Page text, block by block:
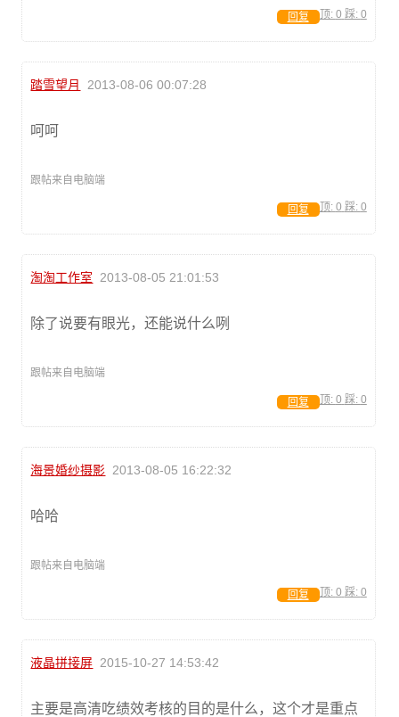
顶: 0 踩: 0
回复
踏雪望月 2013-08-06 00:07:28
呵呵
跟帖来自电脑端
顶: 0 踩: 0
回复
淘淘工作室 2013-08-05 21:01:53
除了说要有眼光，还能说什么咧
跟帖来自电脑端
顶: 0 踩: 0
回复
海景婚纱摄影 2013-08-05 16:22:32
哈哈
跟帖来自电脑端
顶: 0 踩: 0
回复
液晶拼接屏 2015-10-27 14:53:42
主要是高清吃绩效考核的目的是什么，这个才是重点